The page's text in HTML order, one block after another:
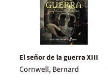
El señor de la guerra XIII
Cornwell, Bernard